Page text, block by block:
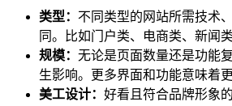
类型： 不同类型的网站所需技术
同。比如门户类、电商类、新闻类
规模： 无论是页面数量还是功能
生影响。更多界面和功能意味着
美工设计： 好看且符合品牌形象